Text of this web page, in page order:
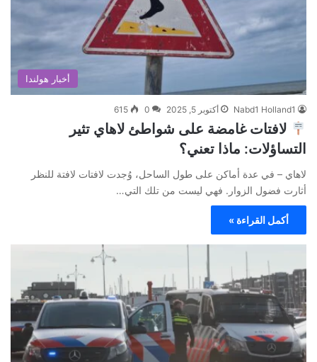
أخبار هولندا
Nabd1 Holland1 أكتوبر 5, 2025 0
615
لافتات غامضة على شواطئ لاهاي تثير
التساؤلات: ماذا تعني؟
لاهاي – في عدة أماكن على طول الساحل، وُجدت لافتات لافتة للنظر
أثارت فضول الزوار. فهي ليست من تلك التي…
أكمل القراءة »